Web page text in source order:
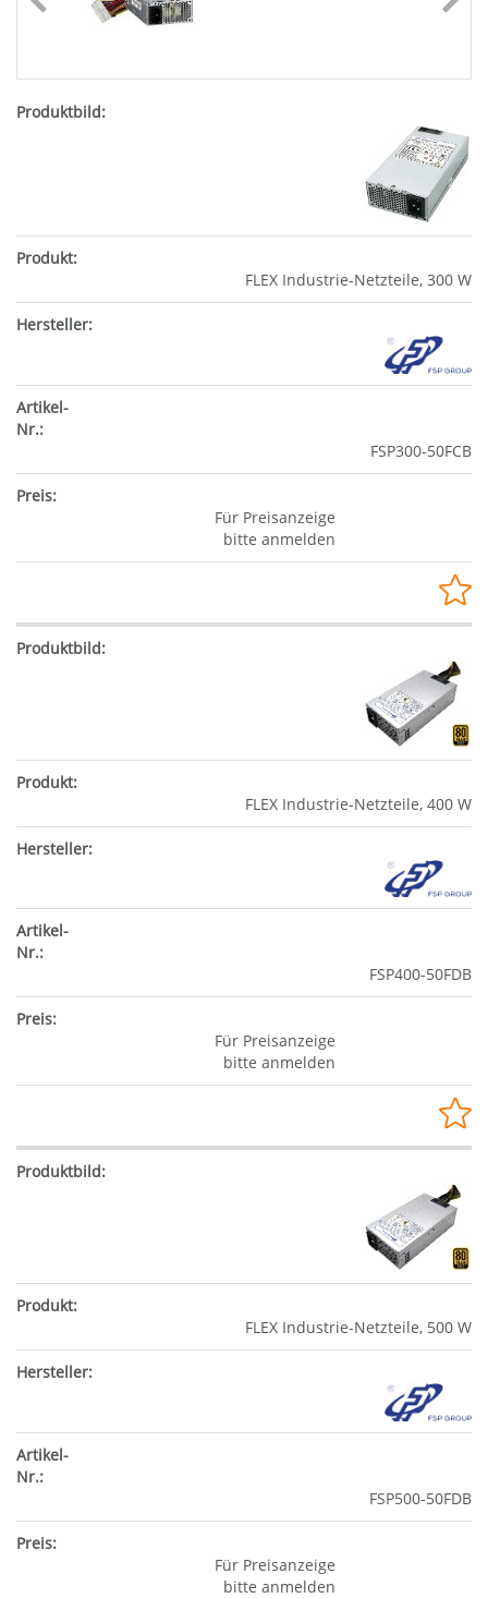
FLEX Industrie-Netzteile, 300 W
FSP300-50FCB
Für Preisanzeige
bitte anmelden
FLEX Industrie-Netzteile, 400 W
FSP400-50FDB
Für Preisanzeige
bitte anmelden
FLEX Industrie-Netzteile, 500 W
FSP500-50FDB
Für Preisanzeige
bitte anmelden